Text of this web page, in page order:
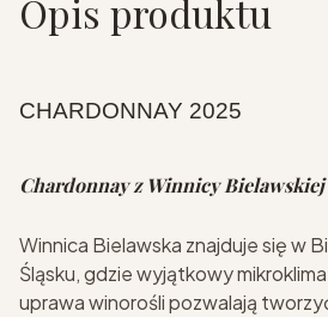
Opis produktu
CHARDONNAY 2025
Chardonnay z Winnicy Bielawskiej
Winnica Bielawska znajduje się w
Śląsku, gdzie wyjątkowy
uprawa winorośli pozwalają